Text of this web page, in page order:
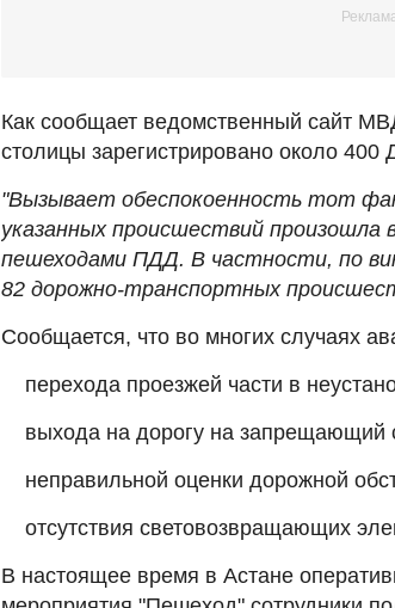
Как сообщает ведомственный сайт
столицы зарегистрировано около
"Вызывает обеспокоенность тот
указанных происшествий произошла
пешеходами ПДД. В частности, по
82 дорожно-транспортных
Сообщается, что во многих случаях
перехода проезжей части в
выхода на дорогу на запрещающий
неправильной оценки дорожной
отсутствия световозвращающих
В настоящее время в Астане